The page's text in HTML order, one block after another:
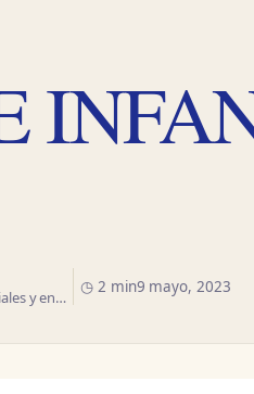
y en…
◷ 2 min9 mayo, 2023